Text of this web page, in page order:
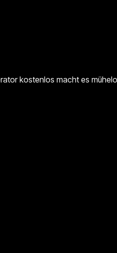
kostenlos macht es